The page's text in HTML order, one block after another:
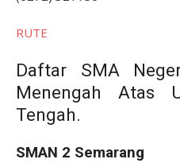
RUTE
Daftar SMA
Menengah Atas
Tengah.
SMAN 2 Semarang